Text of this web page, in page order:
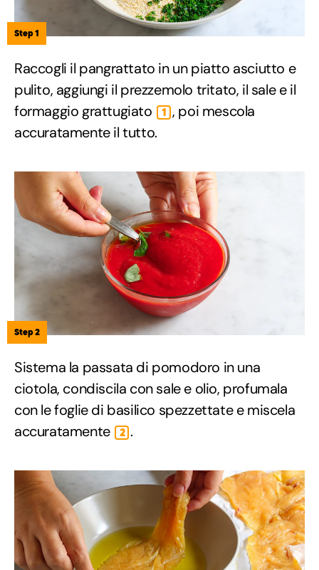
Step 1
Raccogli il pangrattato in un piatto asciutto e
pulito, aggiungi il prezzemolo tritato, il sale e il
formaggio grattugiato
1 , poi mescola
accuratamente il tutto.
Step 2
Sistema la passata di pomodoro in una
ciotola, condiscila con sale e olio, profumala
con le foglie di basilico spezzettate e miscela
accuratamente
2 .